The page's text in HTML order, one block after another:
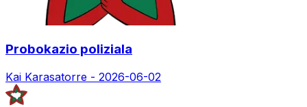
Probokazio poliziala
Kai Karasatorre - 2026-06-02